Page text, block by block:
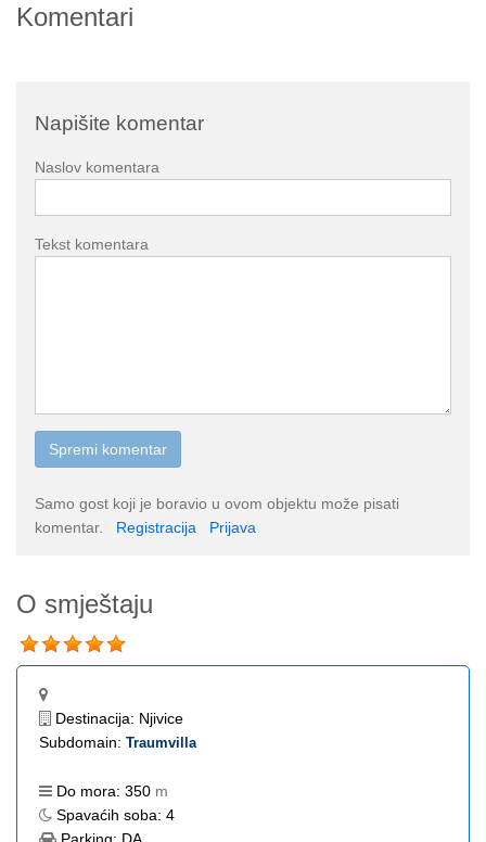
Komentari
Napišite komentar
Naslov komentara
Tekst komentara
Samo gost koji je boravio u ovom objektu može pisati
komentar.
Registracija Prijava
O smještaju
Destinacija: Njivice
Subdomain: Traumvilla
Do mora: 350 m
Spavaćih soba: 4
Parking: DA